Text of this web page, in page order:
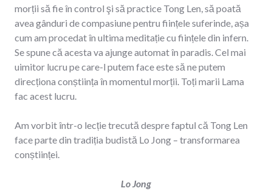
morții să fie în control şi să practice Tong Len, să poată
avea gânduri de compasiune pentru ființele suferinde, așa
cum am procedat în ultima meditație cu ființele din infern.
Se spune că acesta va ajunge automat în paradis. Cel mai
uimitor lucru pe care-l putem face este să ne putem
direcționa conștiința în momentul morții. Toți marii Lama
fac acest lucru.
Am vorbit într-o lecție trecută despre faptul că Tong Len
face parte din tradiția budistă Lo Jong – transformarea
conștiinței.
Lo Jong